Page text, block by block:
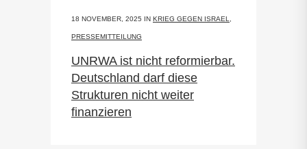
18 NOVEMBER, 2025 IN KRIEG GEGEN ISRAEL
PRESSEMITTEILUNG
UNRWA ist nicht reformierbar.
Deutschland darf diese
Strukturen nicht weiter
finanzieren